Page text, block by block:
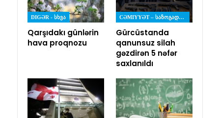
DIGƏR - ᲡᲮᲕᲐ
Qarşıdakı günlərin
hava proqnozu
CƏMIYYƏT – ᲡᲐᲖᲝᲒᲐᲓᲝᲔᲑᲐ
Gürcüstanda
qanunsuz silah
gəzdirən 5 nəfər
saxlanıldı